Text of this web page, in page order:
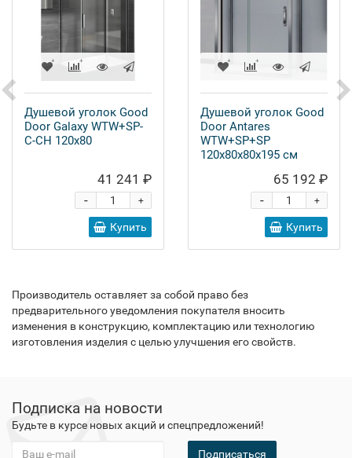
Душевой уголок Good
Door Galaxy WTW+SP-
C-CH 120x80
41 241 ₽
+
-
Купить
Душевой уголок Good
Door Antares
WTW+SP+SP
120х80х80х195 см
65 192 ₽
+
-
Купить
Производитель оставляет за собой право без
предварительного уведомления покупателя вносить
изменения в конструкцию, комплектацию или технологию
изготовления изделия с целью улучшения его свойств.
Подписка на новости
Будьте в курсе новых акций и спецпредложений!
Подписаться